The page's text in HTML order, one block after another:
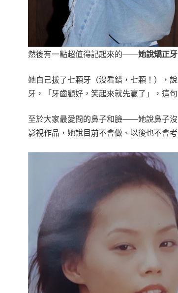
然後有一點超值得記起來的——她說矯正
她自己拔了七顆牙（沒看錯，七顆！），
牙，「牙齒顧好，笑起來就先贏了」，這
至於大家最愛問的鼻子和臉——她說鼻子
影視作品，她說目前不會做、以後也不會考